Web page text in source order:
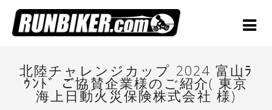
北陸チャレンジカップ 2024 富山ﾗ
ｳﾝﾄﾞ ご協賛企業様のご紹介( 東京
海上日動火災保険株式会社 様)